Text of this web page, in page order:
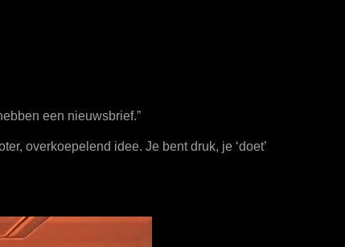
een nieuwsbrief.”
overkoepelend idee. Je bent druk, je ‘doet’